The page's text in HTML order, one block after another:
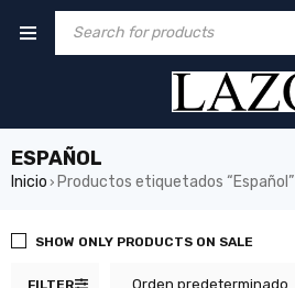
ESPAÑOL
Inicio › Productos etiquetados “Español”
FILTER Orden predeterminado
SHOW ONLY PRODUCTS ON SALE